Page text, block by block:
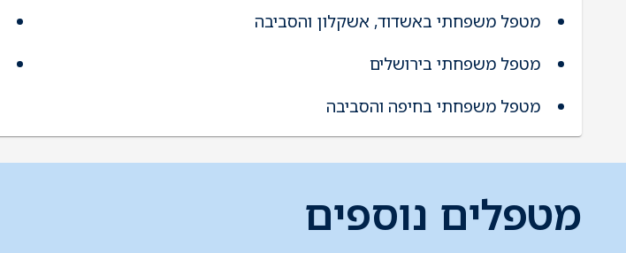
מטפל משפחתי באשדוד, אשקלון והסביבה
מטפל משפחתי בירושלים
מטפל משפחתי בחיפה והסביבה
מטפלים נוספים